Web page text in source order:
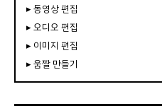
▸ 동영상 편집
▸ 오디오 편집
▸ 이미지 편집
▸ 움짤 만들기